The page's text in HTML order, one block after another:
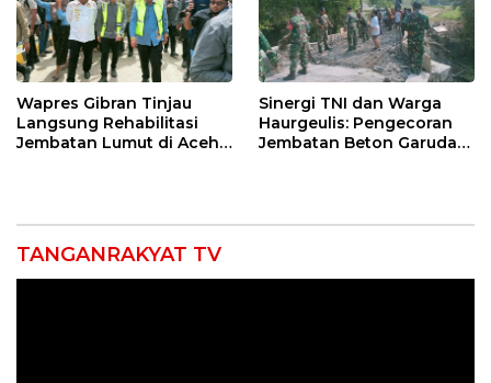
Wapres Gibran Tinjau
Langsung Rehabilitasi
Jembatan Lumut di Aceh
Sinergi TNI dan Warga
Haurgeulis: Pengecoran
Jembatan Beton Garuda
TANGANRAKYAT TV